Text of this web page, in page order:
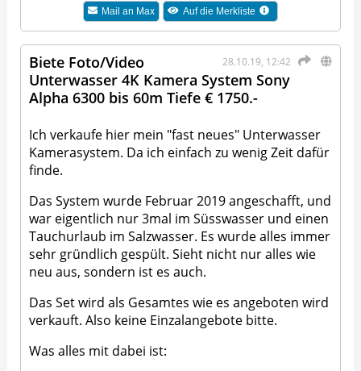
Mail an Max Auf die Merkliste
28.10.19, 12:42
Biete Foto/Video
Unterwasser 4K Kamera System Sony
Alpha 6300 bis 60m Tiefe € 1750.-
Ich verkaufe hier mein "fast neues" Unterwasser
Kamerasystem. Da ich einfach zu wenig Zeit dafür
finde.
Das System wurde Februar 2019 angeschafft, und
war eigentlich nur 3mal im Süsswasser und einen
Tauchurlaub im Salzwasser. Es wurde alles immer
sehr gründlich gespült. Sieht nicht nur alles wie
neu aus, sondern ist es auch.
Das Set wird als Gesamtes wie es angeboten wird
verkauft. Also keine Einzalangebote bitte.
Was alles mit dabei ist: